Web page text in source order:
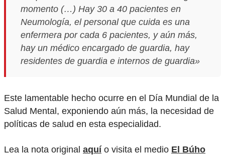
momento (…) Hay 30 a 40 pacientes en
Neumología, el personal que cuida es una
enfermera por cada 6 pacientes, y aún más,
hay un médico encargado de guardia, hay
residentes de guardia e internos de guardia»
Este lamentable hecho ocurre en el Día Mundial de la
Salud Mental, exponiendo aún más, la necesidad de
políticas de salud en esta especialidad.
Lea la nota original aquío visita el medio El Búho